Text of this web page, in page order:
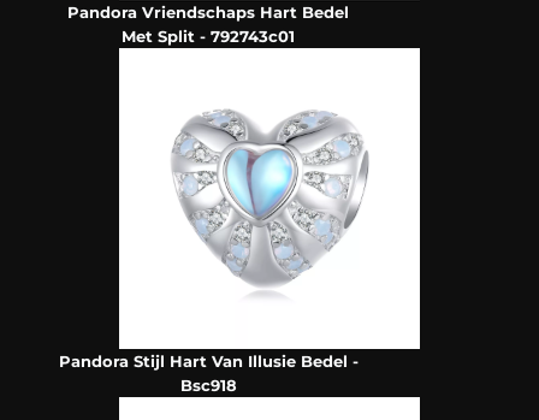
Pandora Vriendschaps Hart Bedel
Met Split - 792743c01
Pandora Stijl Hart Van Illusie Bedel -
Bsc918